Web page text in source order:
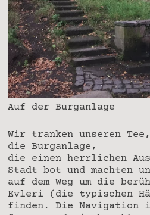
Auf der Burganlage
Wir tranken unseren
die Burganlage,
die einen herrlichen
Stadt bot und machten
auf dem Weg um die
Evleri (die typischen
finden. Die Navigation